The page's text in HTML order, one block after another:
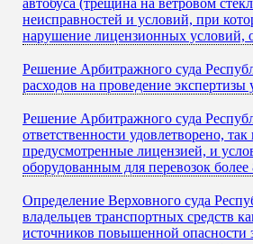
автобуса (трещина на ветровом
неисправностей и условий, при
нарушение лицензионных условий,
Решение Арбитражного суда
расходов на проведение
Решение Арбитражного суда
ответственности удовлетворено,
предусмотренные лицензией, и
оборудованным для перевозок более
Определение Верховного суда
владельцев транспортных средств
источников повышенной опасности